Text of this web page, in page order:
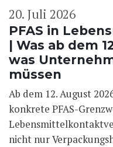
PFAS in
| Was ab dem
was
müssen
20. Juli 2026
Ab dem 12. August
konkrete PFAS-
nicht nur